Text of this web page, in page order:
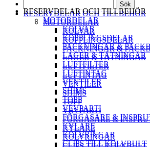
Sök
RESERVDELAR OCH TILLBEHÖR
MOTORDELAR
KOLVAR
KOPPLINGSDELAR
PACKNINGAR &
LAGER & TÄTNINGAR
LUFTFILTER
LUFTINTAG
VENTILER
SHIMS
TOPP
VEVPARTI
FÖRGASARE &
KYLARE
KOLVRINGAR
RESERVDELAR OCH TILLBEHÖR
MOTORDELAR
KOLVAR
KOPPLINGSDELAR
PACKNINGAR &
LAGER & TÄTNINGAR
LUFTFILTER
LUFTINTAG
VENTILER
SHIMS
TOPP
VEVPARTI
FÖRGASARE &
KYLARE
KOLVRINGAR
CLIPS TILL KOLVBULT